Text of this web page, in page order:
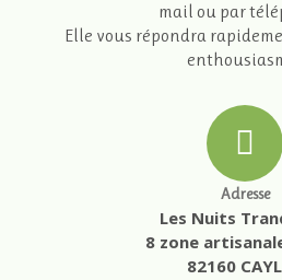
mail ou par
Elle vous répondra
Adresse
Les Nuits
8 zone
82160